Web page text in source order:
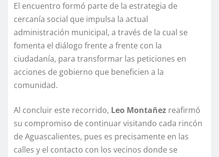
El encuentro formó parte de la estrategia de
cercanía social que impulsa la actual
administración municipal, a través de la cual se
fomenta el diálogo frente a frente con la
ciudadanía, para transformar las peticiones en
acciones de gobierno que beneficien a la
comunidad.
Al concluir este recorrido, Leo Montañez reafirmó
su compromiso de continuar visitando cada rincón
de Aguascalientes, pues es precisamente en las
calles y el contacto con los vecinos donde se